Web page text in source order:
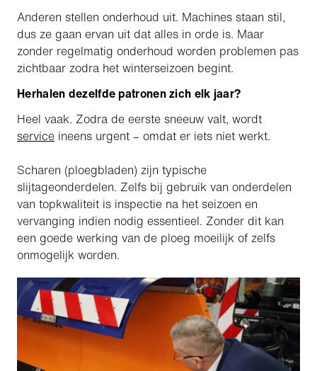
Anderen stellen onderhoud uit. Machines staan stil,
dus ze gaan ervan uit dat alles in orde is. Maar
zonder regelmatig onderhoud worden problemen pas
zichtbaar zodra het winterseizoen begint.
Herhalen dezelfde patronen zich elk jaar?
Heel vaak. Zodra de eerste sneeuw valt, wordt
service ineens urgent – omdat er iets niet werkt.
Scharen (ploegbladen) zijn typische
slijtageonderdelen. Zelfs bij gebruik van onderdelen
van topkwaliteit is inspectie na het seizoen en
vervanging indien nodig essentieel. Zonder dit kan
een goede werking van de ploeg moeilijk of zelfs
onmogelijk worden.